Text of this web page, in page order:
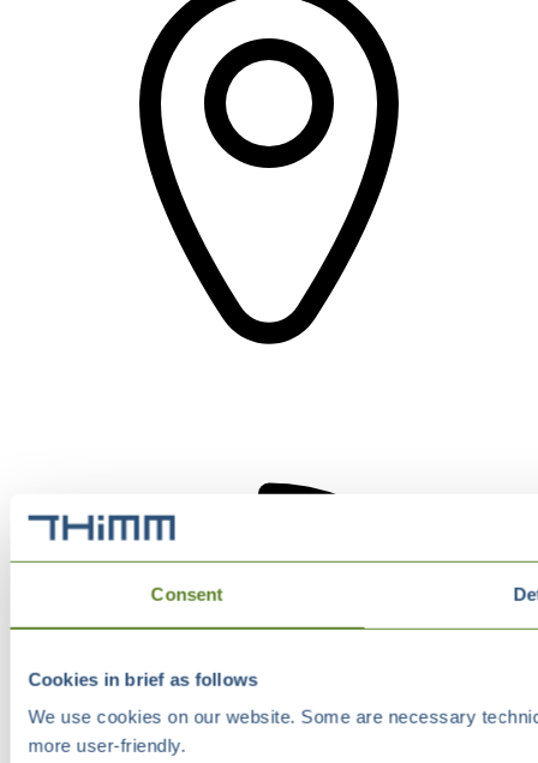
Consent
Cookies in brief as follows
We use cookies on our website. Some are necessary
more user-friendly.